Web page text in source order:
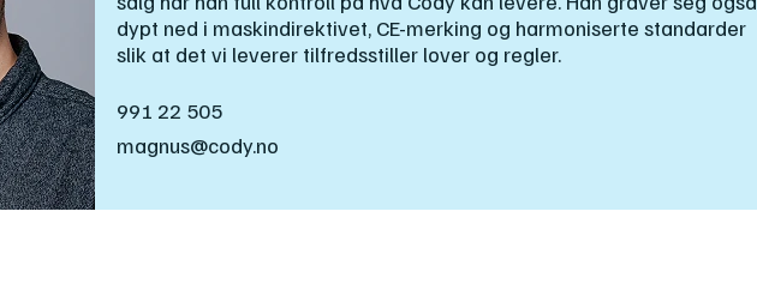
dypt ned i maskindirektivet, CE-merking og harmoniserte standarder
slik at det vi leverer tilfredsstiller lover og regler.
991 22 505
magnus@cody.no